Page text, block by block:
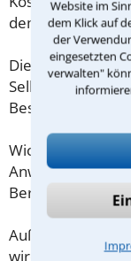
Website im
dem Klick auf
der
eingesetzten
verwalten"
demnach
Diese Regelung
Selbstständige
Beschränkung
Wichtig daher:
Anwalt aus
Beratung.
Außerdem gut zu
wird die